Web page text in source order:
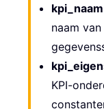
naam
KPI-